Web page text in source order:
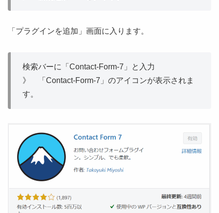
「プラグインを追加」画面に入ります。
検索バーに「Contact-Form-7」と入力
》 「Contact-Form-7」のアイコンが表示されま
す。